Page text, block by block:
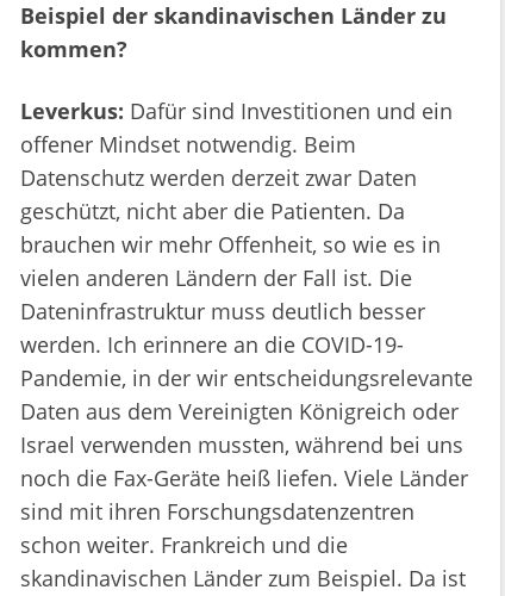
Beispiel der skandinavischen Länder zu
kommen?
Leverkus: Dafür sind Investitionen und ein
offener Mindset notwendig. Beim
Datenschutz werden derzeit zwar Daten
geschützt, nicht aber die Patienten. Da
brauchen wir mehr Offenheit, so wie es in
vielen anderen Ländern der Fall ist. Die
Dateninfrastruktur muss deutlich besser
werden. Ich erinnere an die COVID-19-
Pandemie, in der wir entscheidungsrelevante
Daten aus dem Vereinigten Königreich oder
Israel verwenden mussten, während bei uns
noch die Fax-Geräte heiß liefen. Viele Länder
sind mit ihren Forschungsdatenzentren
schon weiter. Frankreich und die
skandinavischen Länder zum Beispiel. Da ist